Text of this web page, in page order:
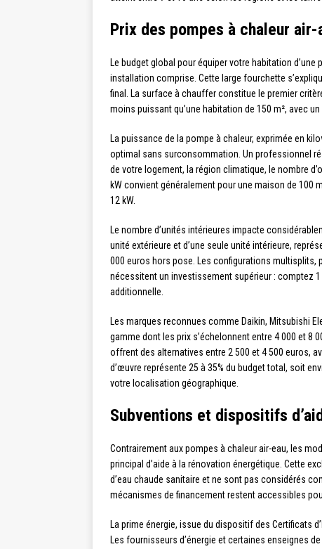
Prix des pompes à chaleur
Le budget global pour équiper votre habitation d’une
installation comprise. Cette large fourchette
final. La surface à chauffer constitue le premier
moins puissant qu’une habitation de 150 m², avec
La puissance de la pompe à chaleur, exprimée en
optimal sans surconsommation. Un professionnel
de votre logement, la région climatique, le nombre
kW convient généralement pour une maison de 100
12 kW.
Le nombre d’unités intérieures impacte
unité extérieure et d’une seule unité intérieure,
000 euros hors pose. Les configurations
nécessitent un investissement supérieur : comptez
additionnelle.
Les marques reconnues comme Daikin, Mitsubishi
gamme dont les prix s’échelonnent entre 4 000 et
offrent des alternatives entre 2 500 et 4 500 euros,
d’œuvre représente 25 à 35% du budget total, soit
votre localisation géographique.
Subventions et dispositifs
Contrairement aux pompes à chaleur air-eau, les
principal d’aide à la rénovation énergétique. Cette
d’eau chaude sanitaire et ne sont pas considérés
mécanismes de financement restent accessibles
La prime énergie, issue du dispositif des Certificats
Les fournisseurs d’énergie et certaines enseignes